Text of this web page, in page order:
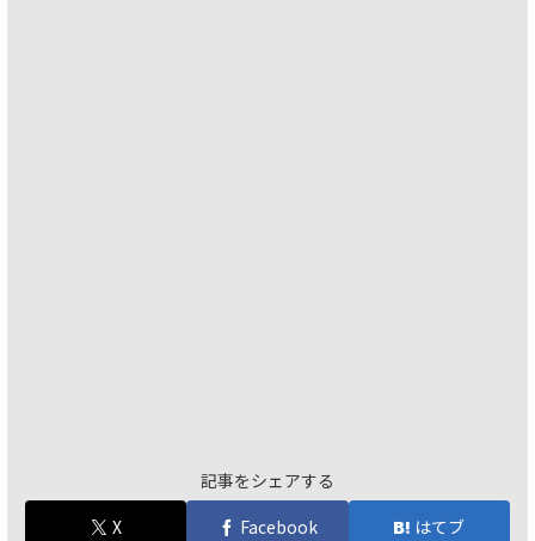
記事をシェアする
X
Facebook はてブ